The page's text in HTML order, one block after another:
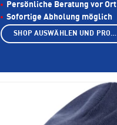
Persönliche Beratung vor Ort
Sofortige Abholung möglich
SHOP AUSWÄHLEN UND PRODUKTE ANZEIGEN